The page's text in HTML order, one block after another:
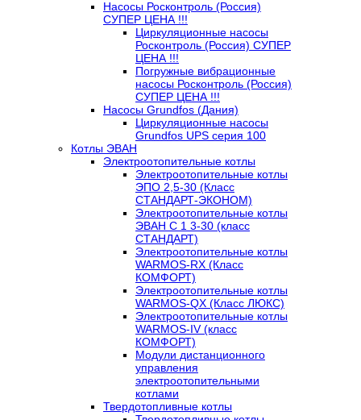
Насосы Росконтроль (Россия)
СУПЕР ЦЕНА !!!
Циркуляционные насосы
Росконтроль (Россия) СУПЕР
ЦЕНА !!!
Погружные вибрационные
насосы Росконтроль (Россия)
СУПЕР ЦЕНА !!!
Насосы Grundfos (Дания)
Циркуляционные насосы
Grundfos UPS серия 100
Котлы ЭВАН
Электроотопительные котлы
Электроотопительные котлы
ЭПО 2,5-30 (Класс
СТАНДАРТ-ЭКОНОМ)
Электроотопительные котлы
ЭВАН С 1 3-30 (класс
СТАНДАРТ)
Электроотопительные котлы
WARMOS-RX (Класс
КОМФОРТ)
Электроотопительные котлы
WARMOS-QX (Класс ЛЮКС)
Электроотопительные котлы
WARMOS-IV (класс
КОМФОРТ)
Модули дистанционного
управления
электроотопительными
котлами
Твердотопливные котлы